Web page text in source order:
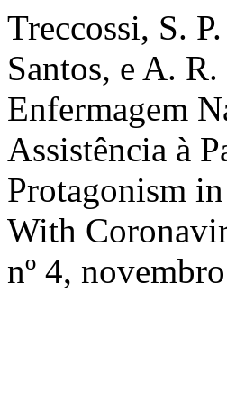
Treccossi, S.
Santos, e A.
Enfermagem
Assistência à
Protagonism
With
nº 4,